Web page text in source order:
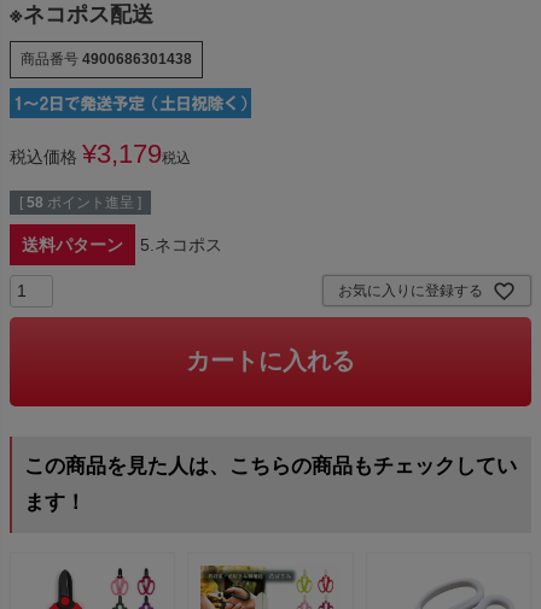
※ネコポス配送
商品番号 4900686301438
税込価格 ¥3,179税込
[ 58 ポイント進呈 ]
送料パターン 5.ネコポス
お気に入りに登録する
カートに入れる
この商品を見た人は、こちらの商品もチェックしてい
ます！